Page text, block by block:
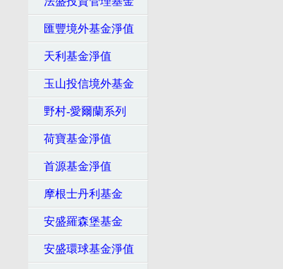
匯豐境外基金淨值
天利基金淨值
玉山投信境外基金
野村-愛爾蘭系列
荷寶基金淨值
首源基金淨值
摩根士丹利基金
安盛羅森堡基金
安盛環球基金淨值